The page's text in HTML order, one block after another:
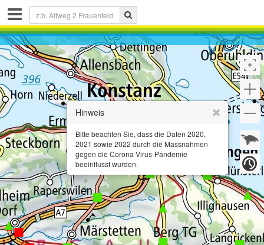
Hinweis
Bitte beachten Sie, dass die Daten 2020,
2021 sowie 2022 durch die Massnahmen
gegen die Corona-Virus-Pandemie
beeinflusst wurden.
Share
link :
Link kopieren
Drucken
Zeichnen
&
Messen
auf
der
Karte